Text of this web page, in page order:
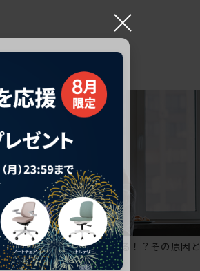
椅子に座っているのに疲れる！？その原因と
疲れにくいチェアの選び方
×